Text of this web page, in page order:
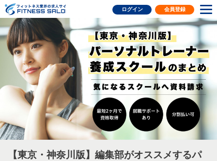
フィットネス業界の求人
ログイン 会員登録
【東京・神奈川版】編集部がオススメするパ